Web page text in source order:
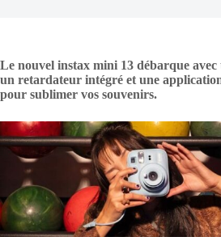
Le nouvel instax mini 13 débarque avec
un retardateur intégré et une
pour sublimer vos souvenirs.